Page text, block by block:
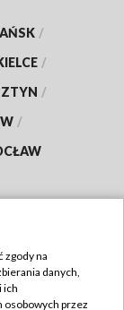
/
/
/
/
zgody na
danych,
ich
osobowych przez